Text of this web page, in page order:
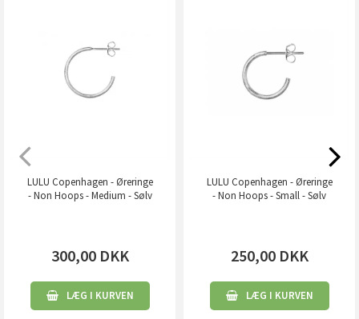
LULU Copenhagen - Øreringe
- Non Hoops - Medium - Sølv
300,00 DKK
LÆG I KURVEN
LULU Copenhagen - Øreringe
- Non Hoops - Small - Sølv
250,00 DKK
LÆG I KURVEN